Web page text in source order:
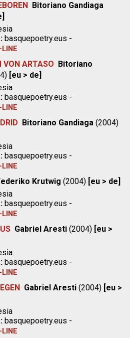
Bitoriano Gandiaga
basquepoetry.eus -
VON ARTASO Bitoriano
[eu > de]
basquepoetry.eus -
Bitoriano Gandiaga (2004)
basquepoetry.eus -
Krutwig (2004) [eu > de]
basquepoetry.eus -
Gabriel Aresti (2004) [eu >
basquepoetry.eus -
Gabriel Aresti (2004) [eu >
basquepoetry.eus -